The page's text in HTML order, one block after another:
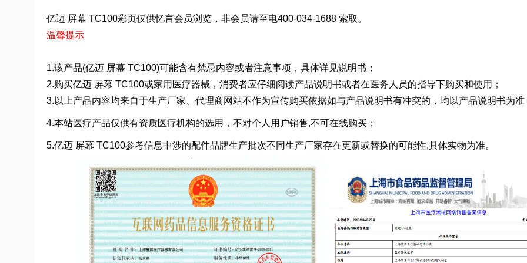
亿迈 屏幕 TC100彩页仅供忆言会员浏览，非会员请至电400-034-1688 索取。
温馨提示
1.该产品(亿迈 屏幕 TC100)可能含有禁忌内容或者注意事项，具体详见说明书；
2.购买亿迈 屏幕 TC100或家用医疗器械，消费者应仔细阅读产品说明书或者在医务人员的指导下购买和使用；
3.以上产品内容均来自于生产厂家、代理商网站不作为宣传购买依据如与产品说明书有冲突的，均以产品说明书为准
4.本站医疗产品仅供有资质医疗机构的选用，不对个人用户销售,不可在线购买；
5.亿迈 屏幕 TC100参考信息中涉的配件品牌生产批次不同生产厂家存在更新或替换的可能性,具体实物为准。